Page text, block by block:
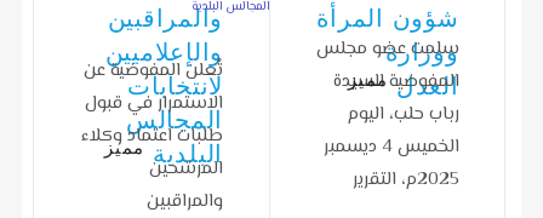
شؤون المرأة
ووزارة
العدلمميز
سلمت عضو مجلس
المفوضية السيدة
رباب حلب، اليوم
الخميس 4 ديسمبر
2025م، التقرير
والمراقبين
والإعلاميين
لانتخابات
المجالس
البلدية مميز
تُعلن المفوضية عن
الاستمرار في قبول
طلبات اعتماد وكلاء
المرشحين
والمراقبين